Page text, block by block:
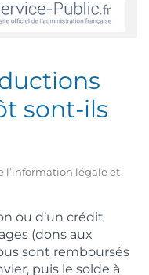
sont-ils
l’information légale et
ou d’un crédit
(dons aux
sont remboursés
puis le solde à